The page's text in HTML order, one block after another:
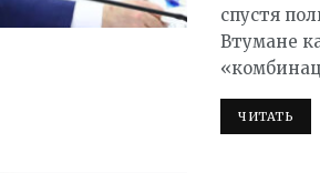
спустя
Втумане
ЧИТАТЬ